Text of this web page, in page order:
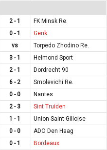
2 - 1
FK Minsk Re.
0 - 1
Genk
vs
Torpedo Zhodino Re.
3 - 1
Helmond Sport
2 - 1
Dordrecht 90
6 - 2
Smolevichi Re.
0 - 0
Nantes
2 - 3
Sint Truiden
1 - 1
Union Saint-Gilloise
0 - 0
ADO Den Haag
0 - 1
Bordeaux